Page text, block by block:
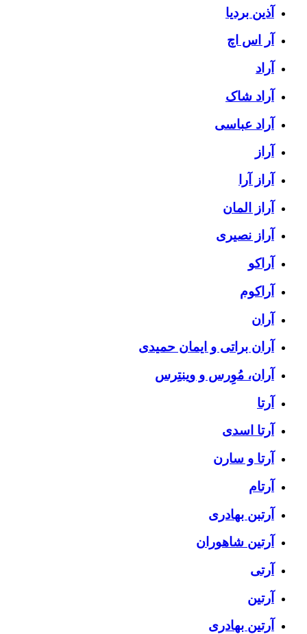
آذین بردیا
آر اس اچ
آراد
آراد شاک
آراد عباسی
آراز
آراز آرا
آراز المان
آراز نصیری
آراکو
آراکوم
آران
آران براتی و ایمان حمیدی
آران، مُوِرس و وینتِرس
آرتا
آرتا اسدی
آرتا و سارن
آرتام
آرتبن بهادری
آرتين شاهوران
آرتی
آرتین
آرتین بهادری